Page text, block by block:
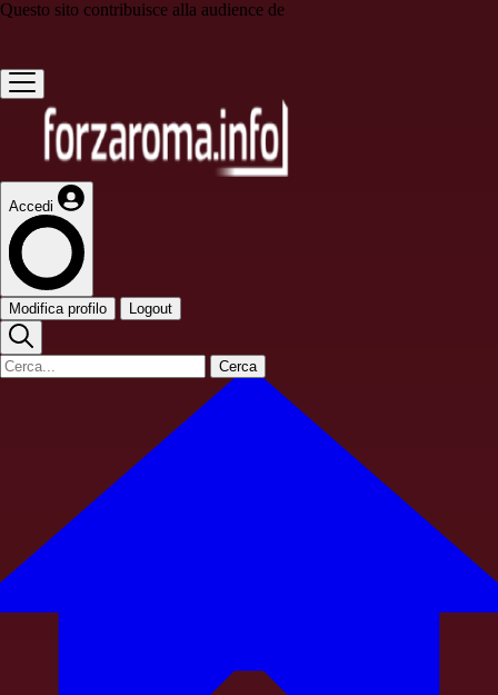
Questo sito contribuisce alla audience de
Accedi
Modifica profilo Logout
Cerca